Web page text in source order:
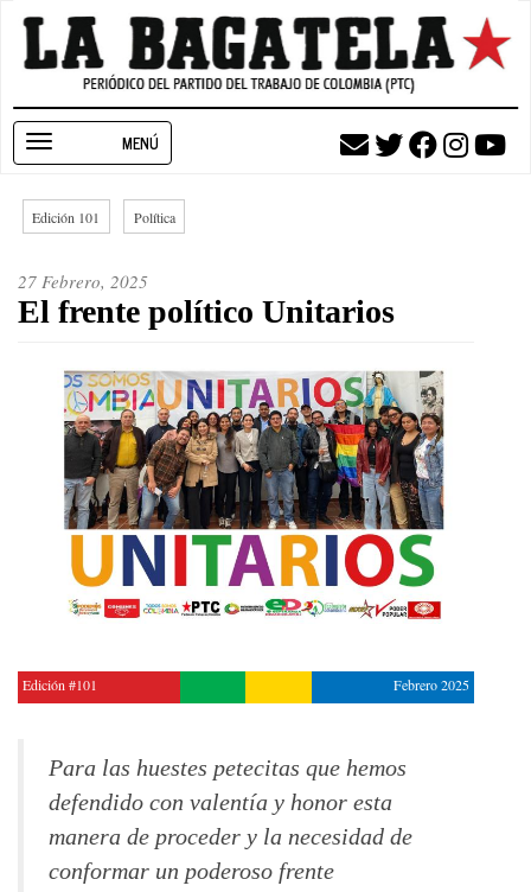
Pasar
contenido
navigation
Edición 101 Política
27 Febrero, 2025
El frente político Unitarios
Edición #101 Febrero 2025
Para las huestes petecitas que hemos
defendido con valentía y honor esta
manera de proceder y la necesidad de
conformar un poderoso frente